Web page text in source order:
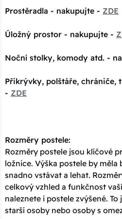
Prostěradla - nakupujte - ZDE
Úložný prostor - nakupujte -
Noční stolky, komody atd. -
Přikrývky, polštáře, chrániče,
- ZDE
Rozměry postele:
Rozměry postele jsou klíčové
ložnice. Výška postele by
snadno vstávat a lehat.
celkový vzhled a funkčnost
naleznete i postele zvýšené.
starší osoby nebo osoby s